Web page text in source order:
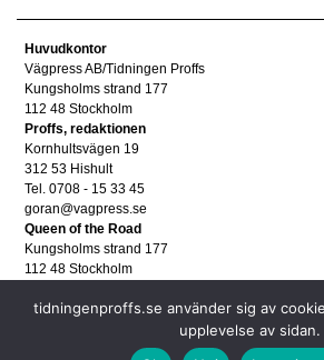
Huvudkontor
Vägpress AB/Tidningen Proffs
Kungsholms strand 177
112 48 Stockholm
Proffs, redaktionen
Kornhultsvägen 19
312 53 Hishult
Tel. 0708 - 15 33 45
goran@vagpress.se
Queen of the Road
Kungsholms strand 177
112 48 Stockholm
Tel. 08 - 653 83 80
tidningenproffs.se använder sig av
upplevelse av sidan.